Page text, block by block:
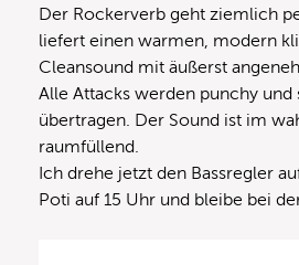
Der Rockerverb geht ziemlich
liefert einen warmen, modern
Cleansound mit äußerst
Alle Attacks werden punchy und
übertragen. Der Sound ist im
raumfüllend.
Ich drehe jetzt den Bassregler
Poti auf 15 Uhr und bleibe bei